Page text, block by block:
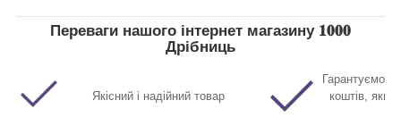
Переваги нашого інтернет магазину 𝟏𝟎𝟎𝟎
Дрібниць
Якісний і надійний товар
Гарантуємо
коштів,